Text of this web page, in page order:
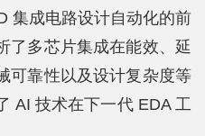
集成电路设计自动化的前
了多芯片集成在能效、延
可靠性以及设计复杂度等
AI 技术在下一代 EDA 工